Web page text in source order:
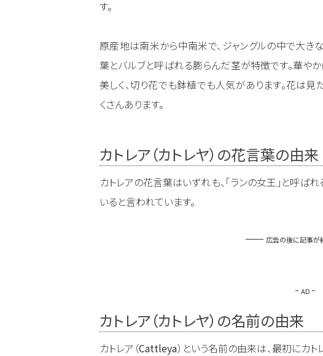
す。
原産地は南米から中南米で、ジャングルの中で大き
葉とバルブと呼ばれる膨らんだ茎が特徴です。華や
美しく、切り花でも鉢植でも人気があります。花は
くさんあります。
カトレア（カトレヤ）の花言葉の由来
カトレアの花言葉はいずれも、「ランの女王」と呼ば
いると言われています。
広告の後に記事が
AD
カトレア（カトレヤ）の名前の由来
カトレア（Cattleya）という名前の由来は、最初にカ